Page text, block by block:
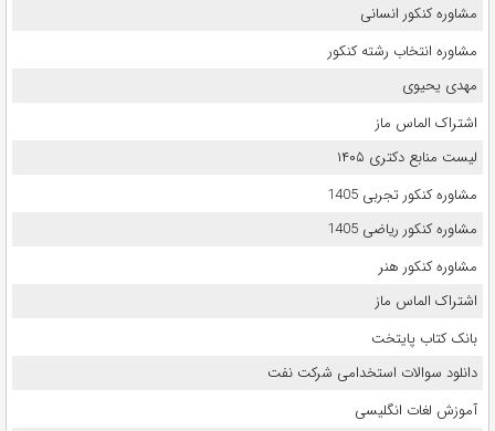
مشاوره کنکور انسانی
مشاوره انتخاب رشته کنکور
مهدی یحیوی
اشتراک الماس ماز
لیست منابع دکتری ۱۴۰۵
مشاوره کنکور تجربی 1405
مشاوره کنکور ریاضی 1405
مشاوره کنکور هنر
اشتراک الماس ماز
بانک کتاب پایتخت
دانلود سوالات استخدامی شرکت نفت
آموزش لغات انگلیسی